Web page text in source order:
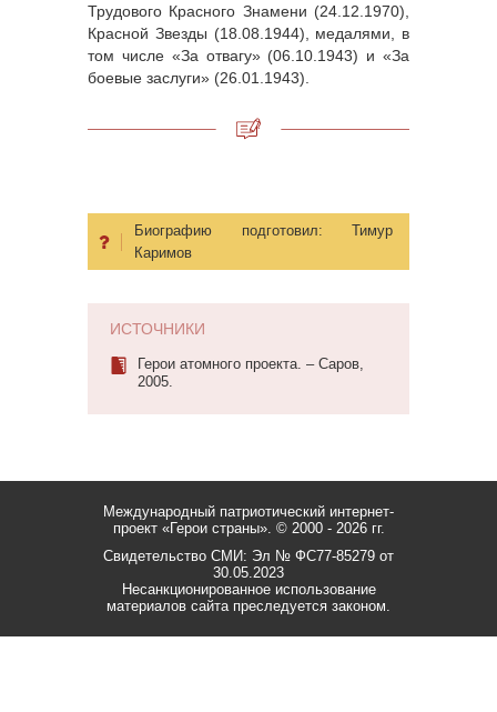
Трудового Красного Знамени (24.12.1970),
Красной Звезды (18.08.1944), медалями, в
том числе «За отвагу» (06.10.1943) и «За
боевые заслуги» (26.01.1943).
Биографию подготовил: Тимур
Каримов
ИСТОЧНИКИ
Герои атомного проекта. – Саров,
2005.
Международный патриотический интернет-
проект «Герои страны». © 2000 - 2026 гг.
Свидетельство СМИ: Эл № ФС77-85279 от
30.05.2023
Несанкционированное использование
материалов сайта преследуется законом.